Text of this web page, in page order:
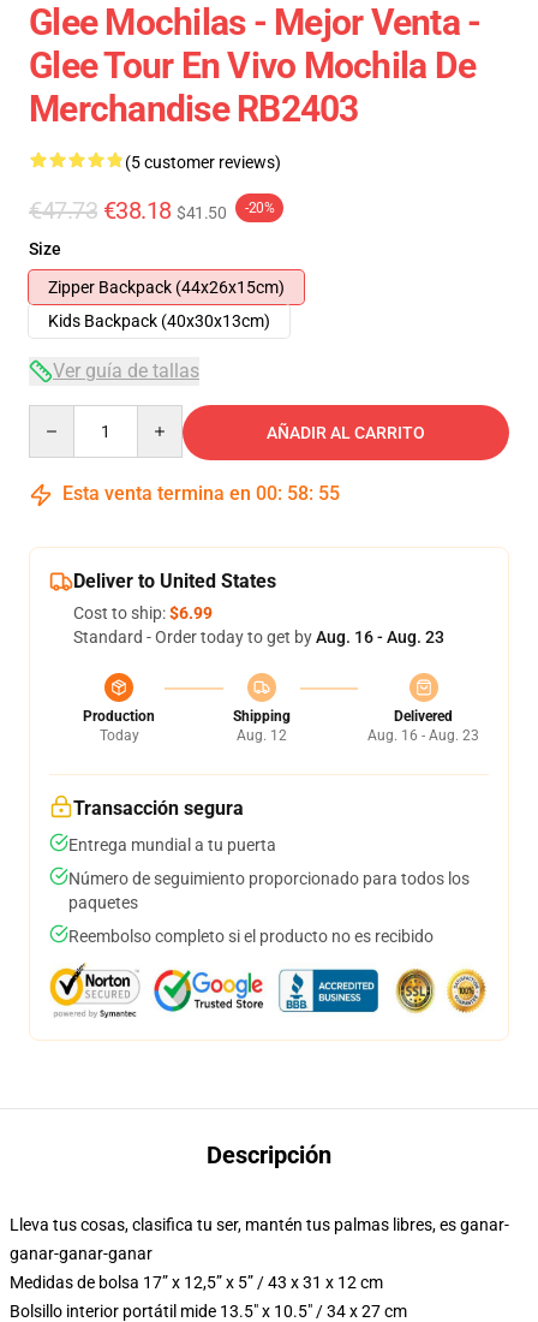
Glee Mochilas - Mejor Venta -
Glee Tour En Vivo Mochila De
Merchandise RB2403
(5 customer reviews)
€47.73 €38.18 $41.50 -20%
Size
Zipper Backpack (44x26x15cm)
Kids Backpack (40x30x13cm)
Ver guía de tallas
AÑADIR AL CARRITO
Esta venta termina en 00: 58: 54
Deliver to United States
Cost to ship:$6.99
Standard - Order today to get byAug. 16 - Aug. 23
Production
Today
Shipping
Aug. 12
Delivered
Aug. 16 - Aug. 23
Transacción segura
Entrega mundial a tu puerta
Número de seguimiento proporcionado para todos los
paquetes
Reembolso completo si el producto no es recibido
Descripción
Lleva tus cosas, clasifica tu ser, mantén tus palmas libres, es ganar-
ganar-ganar-ganar
Medidas de bolsa 17” x 12,5” x 5” / 43 x 31 x 12 cm
Bolsillo interior portátil mide 13.5" x 10.5" / 34 x 27 cm